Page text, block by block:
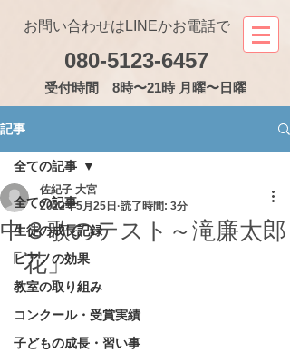
080-5123-6457
お問い合わせはLINEかお電話で
受付時間 8時〜21時 月曜〜日曜
記事
全ての記事
生徒の成長記録
ピアノの効果
教室の取り組み
コンクール・受賞実績
子どもの成長・習い事
全ての記事
中３歌のテスト～滝廉太郎
「花」
佐紀子 大宮
2022年5月25日 読了時間: 3分